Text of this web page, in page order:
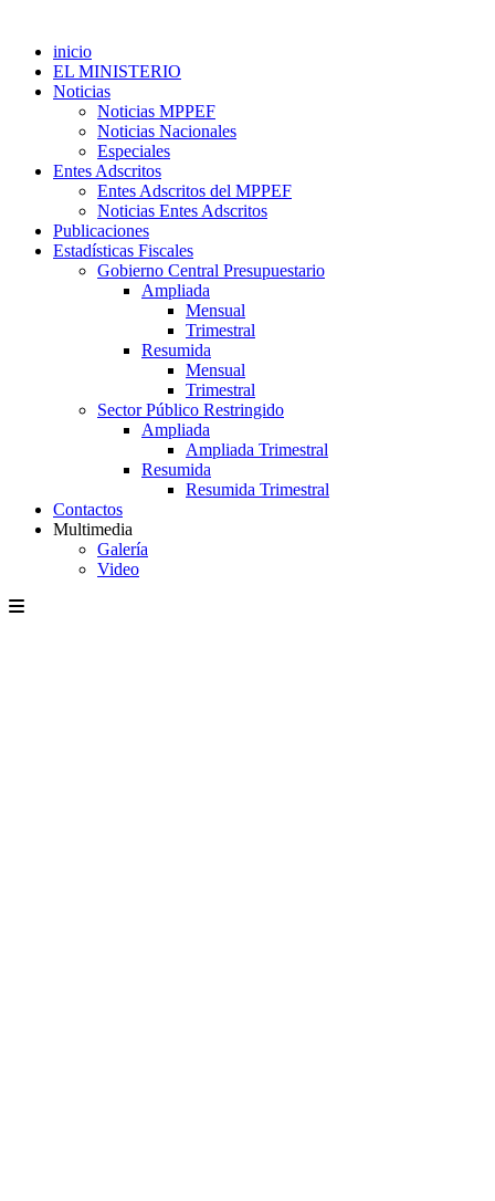
inicio
EL MINISTERIO
Noticias
Noticias MPPEF
Noticias Nacionales
Especiales
Entes Adscritos
Entes Adscritos del MPPEF
Noticias Entes Adscritos
Publicaciones
Estadísticas Fiscales
Gobierno Central Presupuestario
Ampliada
Mensual
Trimestral
Resumida
Mensual
Trimestral
Sector Público Restringido
Ampliada
Ampliada Trimestral
Resumida
Resumida Trimestral
Contactos
Multimedia
Galería
Video